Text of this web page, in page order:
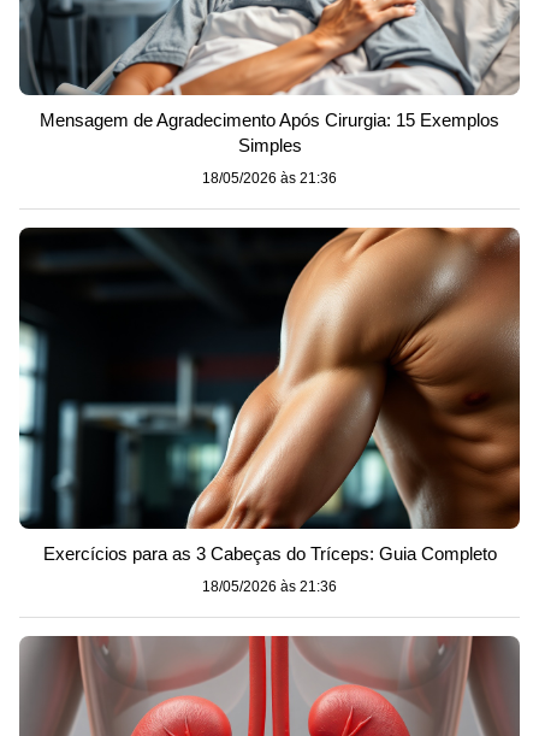
Mensagem de Agradecimento Após Cirurgia: 15 Exemplos
Simples
18/05/2026 às 21:36
Exercícios para as 3 Cabeças do Tríceps: Guia Completo
18/05/2026 às 21:36